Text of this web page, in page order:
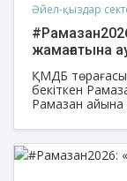
Әйел-қыздар
жамағатына
ҚМДБ
бекіткен
Рамазан айына
жамағатына
мешіт
қонақтар